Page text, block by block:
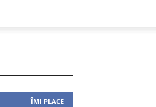
ÎMI PLACE